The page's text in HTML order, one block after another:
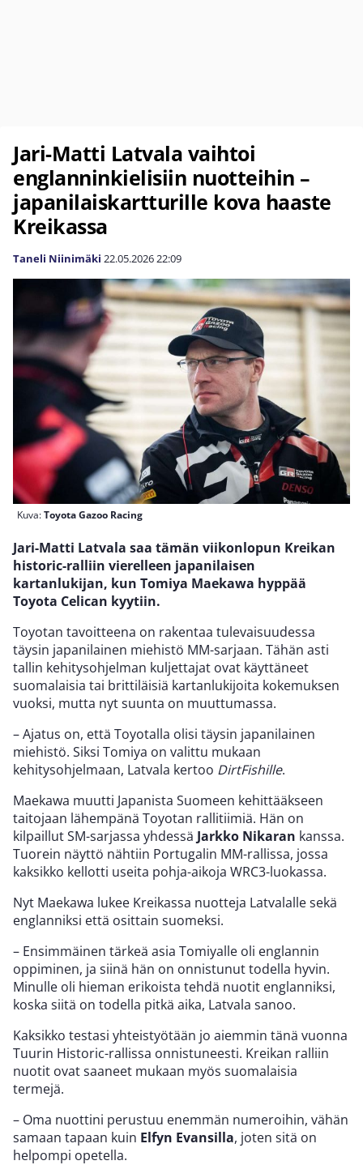
Jari-Matti Latvala vaihtoi
englanninkielisiin nuotteihin –
japanilaiskartturille kova haaste
Kreikassa
Taneli Niinimäki 22.05.202622:09
Kuva:Toyota Gazoo Racing
Jari-Matti Latvala saa tämän viikonlopun Kreikan
historic-ralliin vierelleen japanilaisen
kartanlukijan, kun Tomiya Maekawa hyppää
Toyota Celican kyytiin.
Toyotan tavoitteena on rakentaa tulevaisuudessa
täysin japanilainen miehistö MM-sarjaan. Tähän asti
tallin kehitysohjelman kuljettajat ovat käyttäneet
suomalaisia tai brittiläisiä kartanlukijoita kokemuksen
vuoksi, mutta nyt suunta on muuttumassa.
– Ajatus on, että Toyotalla olisi täysin japanilainen
miehistö. Siksi Tomiya on valittu mukaan
kehitysohjelmaan, Latvala kertoo DirtFishille.
Maekawa muutti Japanista Suomeen kehittääkseen
taitojaan lähempänä Toyotan rallitiimiä. Hän on
kilpaillut SM-sarjassa yhdessä Jarkko Nikaran kanssa.
Tuorein näyttö nähtiin Portugalin MM-rallissa, jossa
kaksikko kellotti useita pohja-aikoja WRC3-luokassa.
Nyt Maekawa lukee Kreikassa nuotteja Latvalalle sekä
englanniksi että osittain suomeksi.
– Ensimmäinen tärkeä asia Tomiyalle oli englannin
oppiminen, ja siinä hän on onnistunut todella hyvin.
Minulle oli hieman erikoista tehdä nuotit englanniksi,
koska siitä on todella pitkä aika, Latvala sanoo.
Kaksikko testasi yhteistyötään jo aiemmin tänä vuonna
Tuurin Historic-rallissa onnistuneesti. Kreikan ralliin
nuotit ovat saaneet mukaan myös suomalaisia
termejä.
– Oma nuottini perustuu enemmän numeroihin, vähän
samaan tapaan kuin Elfyn Evansilla, joten sitä on
helpompi opetella.